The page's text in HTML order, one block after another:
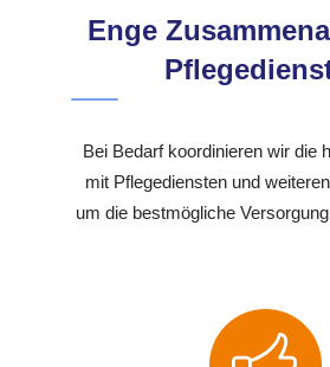
Enge
Bei Bedarf koordinieren wir die
mit Pflegediensten und
um die bestmögliche